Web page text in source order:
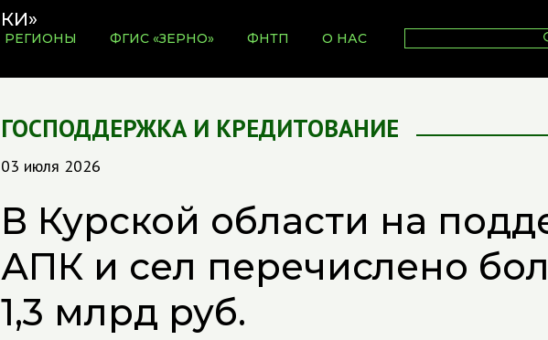
РЕГИОНЫ ФГИС «ЗЕРНО» ФНТП О НАС
ГОСПОДДЕРЖКА И КРЕДИТОВАНИЕ
03 июля 2026
В Курской области на
АПК и сел перечислено
1,3 млрд руб.